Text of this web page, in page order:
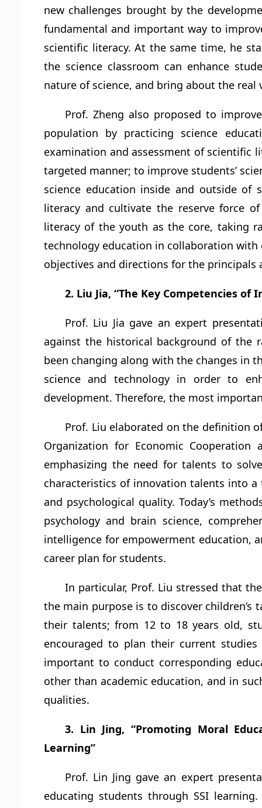
new challenges brought by the
fundamental and important way to
scientific literacy. At the same time, he
the science classroom can enhance
nature of science, and bring about the real
Prof. Zheng also proposed to
population by practicing science
examination and assessment of scientific
targeted manner; to improve students’
science education inside and outside of
literacy and cultivate the reserve force
literacy of the youth as the core, taking
technology education in collaboration with
objectives and directions for the principals
2. Liu Jia, “The Key Competencies of
Prof. Liu Jia gave an expert
against the historical background of the
been changing along with the changes in
science and technology in order to
development. Therefore, the most
Prof. Liu elaborated on the definition
Organization for Economic
emphasizing the need for talents to
characteristics of innovation talents into
and psychological quality. Today’s
psychology and brain science,
intelligence for empowerment education,
career plan for students.
In particular, Prof. Liu stressed that
the main purpose is to discover
their talents; from 12 to 18 years old,
encouraged to plan their current
important to conduct corresponding
other than academic education, and in
qualities.
3. Lin Jing, “Promoting Moral
Learning”
Prof. Lin Jing gave an expert
educating students through SSI